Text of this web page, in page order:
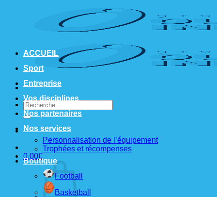
Recherche
pour :
0,00€
ACCUEIL
Sport
Entreprise
Vos disciplines
Nos partenaires
Nos services
Personnalisation de l’équipement
Trophées et récompenses
Boutique
Football
Basketball